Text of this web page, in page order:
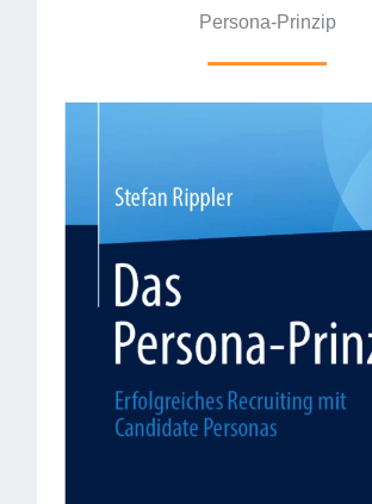
Persona-Prinzip